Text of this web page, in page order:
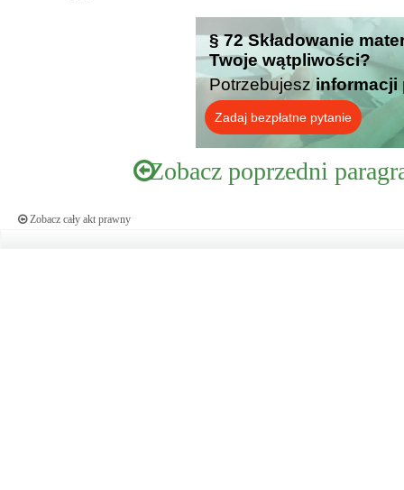
§ 72 Składowanie
Twoje wątpliwości?
Potrzebujesz informacji
Zadaj bezpłatne pytanie
Zobacz poprzedni
Zobacz cały akt prawny